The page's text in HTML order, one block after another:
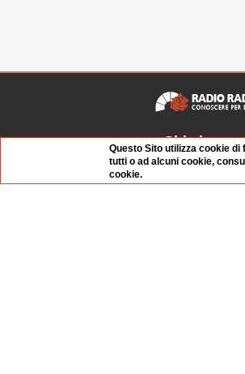
Chi siamo
Dossier Radio
Questo sito
Questo Sito utilizza cookie
tutti o ad alcuni cookie,
cookie.